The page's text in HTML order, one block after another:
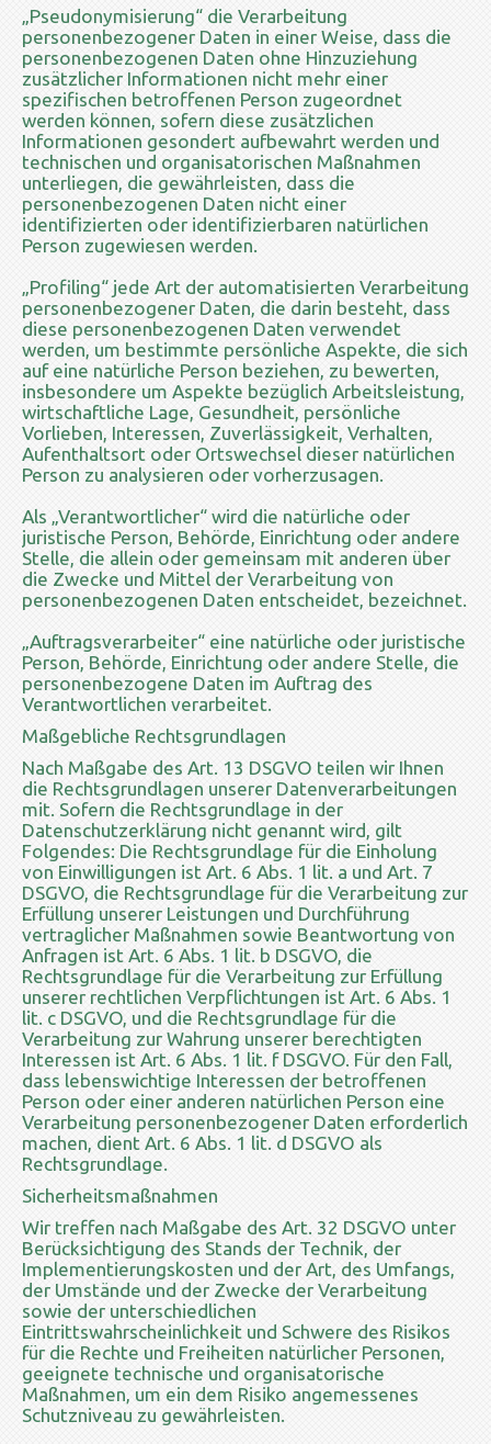
„Pseudonymisierung“ die Verarbeitung
personenbezogener Daten in einer Weise, dass die
personenbezogenen Daten ohne Hinzuziehung
zusätzlicher Informationen nicht mehr einer
spezifischen betroffenen Person zugeordnet
werden können, sofern diese zusätzlichen
Informationen gesondert aufbewahrt werden und
technischen und organisatorischen Maßnahmen
unterliegen, die gewährleisten, dass die
personenbezogenen Daten nicht einer
identifizierten oder identifizierbaren natürlichen
Person zugewiesen werden.
„Profiling“ jede Art der automatisierten Verarbeitung
personenbezogener Daten, die darin besteht, dass
diese personenbezogenen Daten verwendet
werden, um bestimmte persönliche Aspekte, die sich
auf eine natürliche Person beziehen, zu bewerten,
insbesondere um Aspekte bezüglich Arbeitsleistung,
wirtschaftliche Lage, Gesundheit, persönliche
Vorlieben, Interessen, Zuverlässigkeit, Verhalten,
Aufenthaltsort oder Ortswechsel dieser natürlichen
Person zu analysieren oder vorherzusagen.
Als „Verantwortlicher“ wird die natürliche oder
juristische Person, Behörde, Einrichtung oder andere
Stelle, die allein oder gemeinsam mit anderen über
die Zwecke und Mittel der Verarbeitung von
personenbezogenen Daten entscheidet, bezeichnet.
„Auftragsverarbeiter“ eine natürliche oder juristische
Person, Behörde, Einrichtung oder andere Stelle, die
personenbezogene Daten im Auftrag des
Verantwortlichen verarbeitet.
Maßgebliche Rechtsgrundlagen
Nach Maßgabe des Art. 13 DSGVO teilen wir Ihnen
die Rechtsgrundlagen unserer Datenverarbeitungen
mit. Sofern die Rechtsgrundlage in der
Datenschutzerklärung nicht genannt wird, gilt
Folgendes: Die Rechtsgrundlage für die Einholung
von Einwilligungen ist Art. 6 Abs. 1 lit. a und Art. 7
DSGVO, die Rechtsgrundlage für die Verarbeitung zur
Erfüllung unserer Leistungen und Durchführung
vertraglicher Maßnahmen sowie Beantwortung von
Anfragen ist Art. 6 Abs. 1 lit. b DSGVO, die
Rechtsgrundlage für die Verarbeitung zur Erfüllung
unserer rechtlichen Verpflichtungen ist Art. 6 Abs. 1
lit. c DSGVO, und die Rechtsgrundlage für die
Verarbeitung zur Wahrung unserer berechtigten
Interessen ist Art. 6 Abs. 1 lit. f DSGVO. Für den Fall,
dass lebenswichtige Interessen der betroffenen
Person oder einer anderen natürlichen Person eine
Verarbeitung personenbezogener Daten erforderlich
machen, dient Art. 6 Abs. 1 lit. d DSGVO als
Rechtsgrundlage.
Sicherheitsmaßnahmen
Wir treffen nach Maßgabe des Art. 32 DSGVO unter
Berücksichtigung des Stands der Technik, der
Implementierungskosten und der Art, des Umfangs,
der Umstände und der Zwecke der Verarbeitung
sowie der unterschiedlichen
Eintrittswahrscheinlichkeit und Schwere des Risikos
für die Rechte und Freiheiten natürlicher Personen,
geeignete technische und organisatorische
Maßnahmen, um ein dem Risiko angemessenes
Schutzniveau zu gewährleisten.